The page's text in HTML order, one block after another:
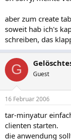
aber zum create
soweit hab ich's
schreiben, das
G Guest
16 Februar 2006
tar-minyatur
clienten starten.
die anwendung